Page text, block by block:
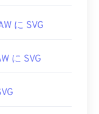
般的なテキス
Creative
に SVG
に SVG